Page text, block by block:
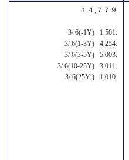
１４,７７９
3/ 6(-1Y) 1,501.
3/ 6(1-3Y) 4,254.
3/ 6(3-5Y) 5,003.
3/ 6(10-25Y) 3,011.
3/ 6(25Y-) 1,010.